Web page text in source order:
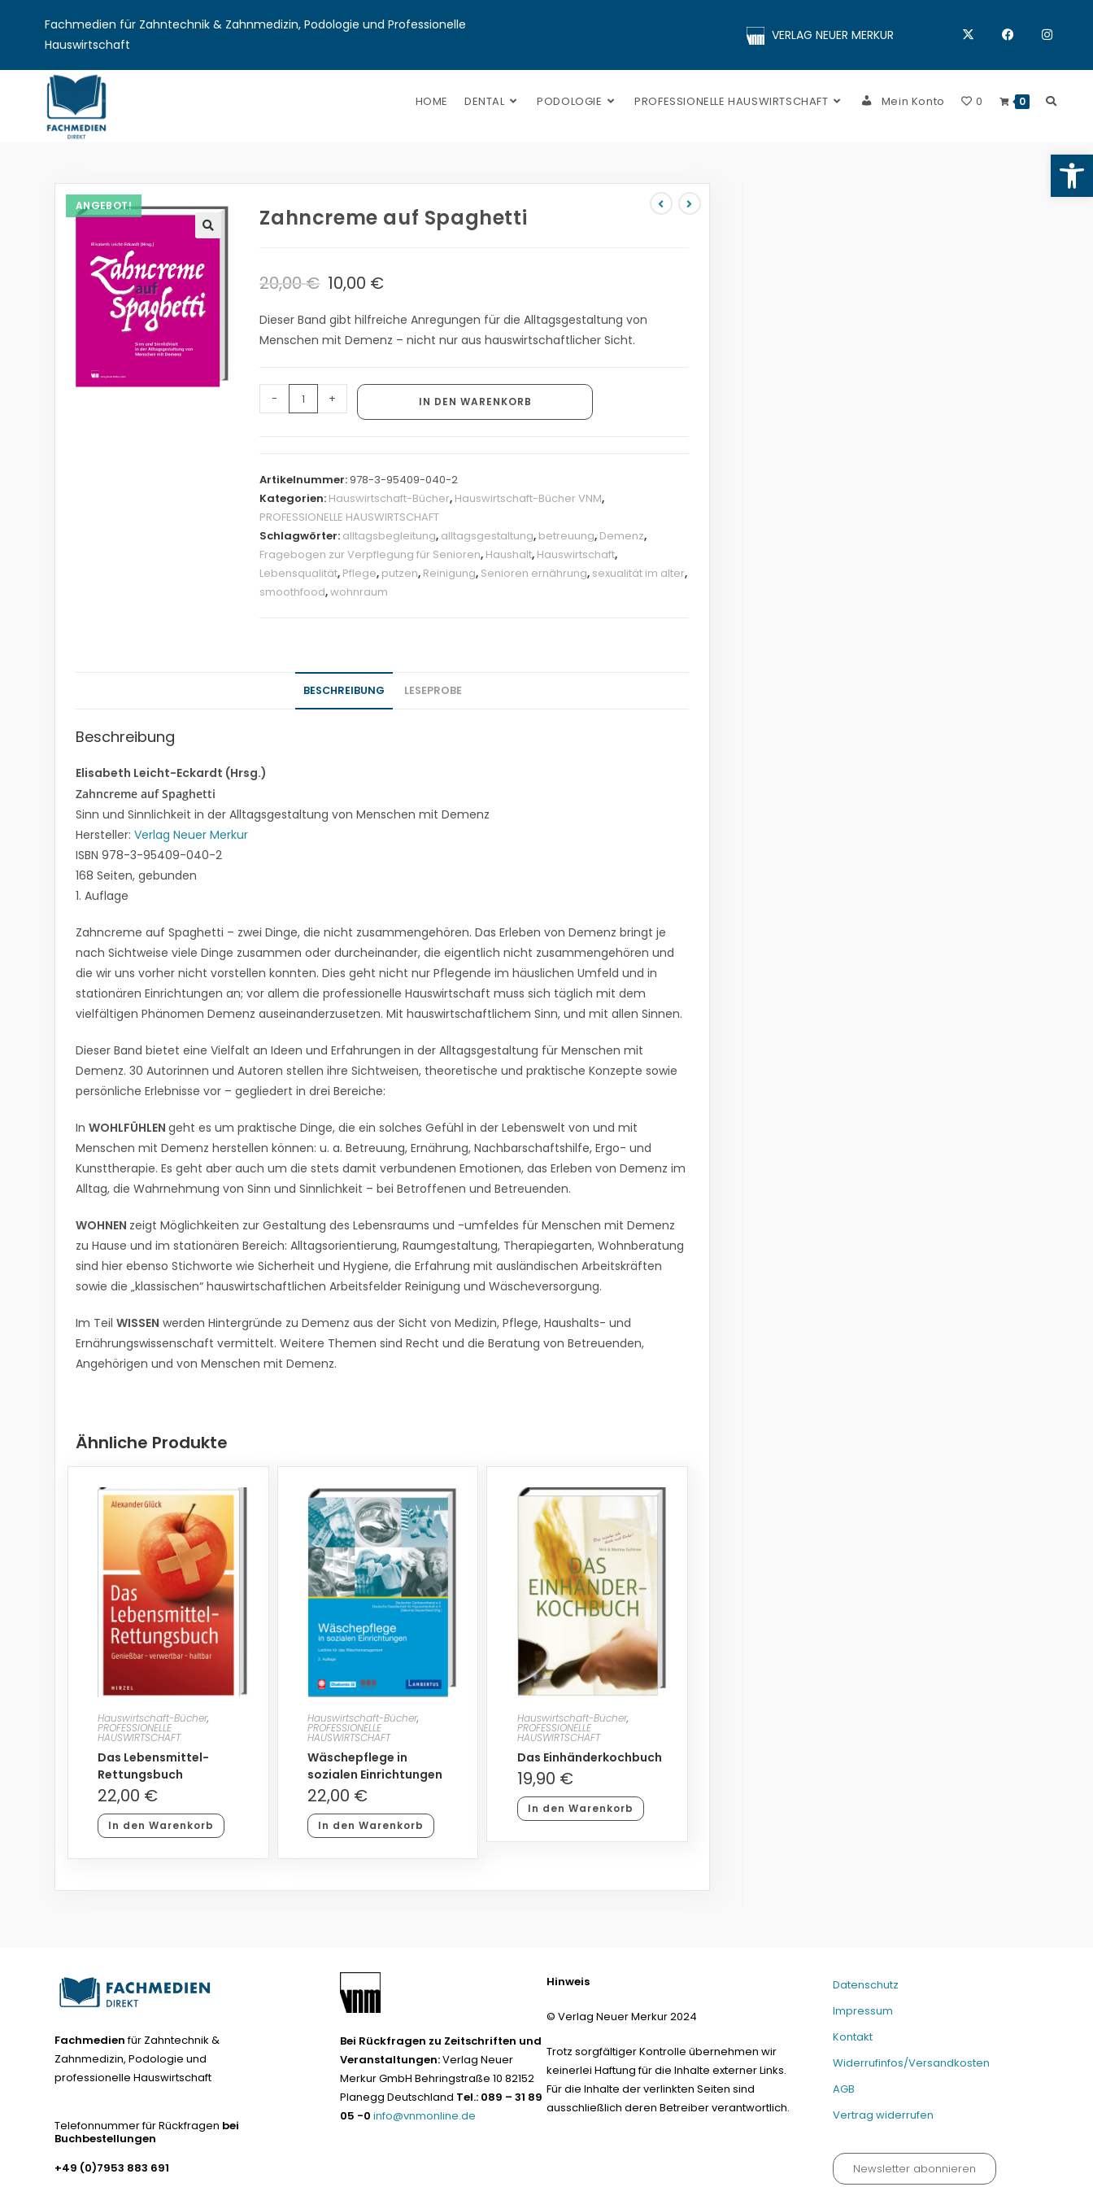
Fachmedien für Zahntechnik & Zahnmedizin, Podologie und Professionelle
Hauswirtschaft
VERLAG NEUER MERKUR
HOME DENTAL PODOLOGIE PROFESSIONELLE HAUSWIRTSCHAFT Mein Konto 0 0
ANGEBOT! Zahncreme auf Spaghetti
20,00€ 10,00 €
Dieser Band gibt hilfreiche Anregungen für die Alltagsgestaltung von
Menschen mit Demenz – nicht nur aus hauswirtschaftlicher Sicht.
- + IN DEN WARENKORB
Artikelnummer:978-3-95409-040-2
Kategorien: Hauswirtschaft-Bücher, Hauswirtschaft-Bücher VNM,
PROFESSIONELLE HAUSWIRTSCHAFT
Schlagwörter: alltagsbegleitung, alltagsgestaltung, betreuung, Demenz,
Fragebogen zur Verpflegung für Senioren, Haushalt, Hauswirtschaft,
Lebensqualität, Pflege, putzen, Reinigung, Senioren ernährung, sexualität im alter,
smoothfood,wohnraum
BESCHREIBUNG LESEPROBE
Beschreibung
Elisabeth Leicht-Eckardt (Hrsg.)
Zahncreme auf Spaghetti
Sinn und Sinnlichkeit in der Alltagsgestaltung von Menschen mit Demenz
Hersteller:Verlag Neuer Merkur
ISBN 978-3-95409-040-2
168 Seiten, gebunden
1. Auflage
Zahncreme auf Spaghetti – zwei Dinge, die nicht zusammengehören. Das Erleben von Demenz bringt je
nach Sichtweise viele Dinge zusammen oder durcheinander, die eigentlich nicht zusammengehören und
die wir uns vorher nicht vorstellen konnten. Dies geht nicht nur Pflegende im häuslichen Umfeld und in
stationären Einrichtungen an; vor allem die professionelle Hauswirtschaft muss sich täglich mit dem
vielfältigen Phänomen Demenz auseinanderzusetzen. Mit hauswirtschaftlichem Sinn, und mit allen Sinnen.
Dieser Band bietet eine Vielfalt an Ideen und Erfahrungen in der Alltagsgestaltung für Menschen mit
Demenz. 30 Autorinnen und Autoren stellen ihre Sichtweisen, theoretische und praktische Konzepte sowie
persönliche Erlebnisse vor – gegliedert in drei Bereiche:
InWOHLFÜHLENgeht es um praktische Dinge, die ein solches Gefühl in der Lebenswelt von und mit
Menschen mit Demenz herstellen können: u. a. Betreuung, Ernährung, Nachbarschaftshilfe, Ergo- und
Kunsttherapie. Es geht aber auch um die stets damit verbundenen Emotionen, das Erleben von Demenz im
Alltag, die Wahrnehmung von Sinn und Sinnlichkeit – bei Betroffenen und Betreuenden.
WOHNEN zeigt Möglichkeiten zur Gestaltung des Lebensraums und -umfeldes für Menschen mit Demenz
zu Hause und im stationären Bereich: Alltagsorientierung, Raumgestaltung, Therapiegarten, Wohnberatung
sind hier ebenso Stichworte wie Sicherheit und Hygiene, die Erfahrung mit ausländischen Arbeitskräften
sowie die „klassischen“ hauswirtschaftlichen Arbeitsfelder Reinigung und Wäscheversorgung.
Im TeilWISSEN werden Hintergründe zu Demenz aus der Sicht von Medizin, Pflege, Haushalts- und
Ernährungswissenschaft vermittelt. Weitere Themen sind Recht und die Beratung von Betreuenden,
Angehörigen und von Menschen mit Demenz.
Ähnliche Produkte
Hauswirtschaft-Bücher,
PROFESSIONELLE
HAUSWIRTSCHAFT
Das Lebensmittel-
Rettungsbuch
22,00 €
In den Warenkorb
Hauswirtschaft-Bücher,
PROFESSIONELLE
HAUSWIRTSCHAFT
Wäschepflege in
sozialen Einrichtungen
22,00 €
In den Warenkorb
Hauswirtschaft-Bücher,
PROFESSIONELLE
HAUSWIRTSCHAFT
Das Einhänderkochbuch
19,90 €
In den Warenkorb
Fachmedienfür Zahntechnik &
Zahnmedizin, Podologie und
professionelle Hauswirtschaft
Telefonnummer für Rückfragen bei
Buchbestellungen
+49 (0)7953 883 691
Bei Rückfragen zu Zeitschriften und
Veranstaltungen:Verlag Neuer
Merkur GmbH Behringstraße 10 82152
Planegg Deutschland Tel.: 089 – 31 89
05 -0 info@vnmonline.de
Hinweis
© Verlag Neuer Merkur 2024
Trotz sorgfältiger Kontrolle übernehmen wir
keinerlei Haftung für die Inhalte externer Links.
Für die Inhalte der verlinkten Seiten sind
ausschließlich deren Betreiber verantwortlich.
Datenschutz
Impressum
Kontakt
Widerrufinfos/Versandkosten
AGB
Vertrag widerrufen
Newsletter abonnieren